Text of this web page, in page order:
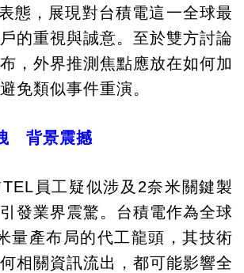
態，展現對台積電這一全球最
的重視與誠意。至於雙方討論
，外界推測焦點應放在如何加
免類似事件重演。
背景震撼
員工疑似涉及2奈米關鍵製
發業界震驚。台積電作為全球
量產布局的代工龍頭，其技術
相關資訊流出，都可能影響全